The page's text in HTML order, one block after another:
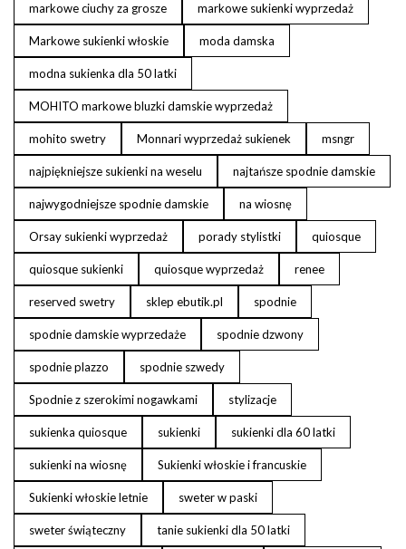
markowe ciuchy za grosze markowe sukienki wyprzedaż
Markowe sukienki włoskie moda damska
modna sukienka dla 50 latki
MOHITO markowe bluzki damskie wyprzedaż
mohito swetry Monnari wyprzedaż sukienek msngr
najpiękniejsze sukienki na weselu najtańsze spodnie damskie
najwygodniejsze spodnie damskie na wiosnę
Orsay sukienki wyprzedaż porady stylistki quiosque
quiosque sukienki quiosque wyprzedaż renee
reserved swetry sklep ebutik.pl spodnie
spodnie damskie wyprzedaże spodnie dzwony
spodnie plazzo spodnie szwedy
Spodnie z szerokimi nogawkami stylizacje
sukienka quiosque sukienki sukienki dla 60 latki
sukienki na wiosnę Sukienki włoskie i francuskie
Sukienki włoskie letnie sweter w paski
sweter świąteczny tanie sukienki dla 50 latki